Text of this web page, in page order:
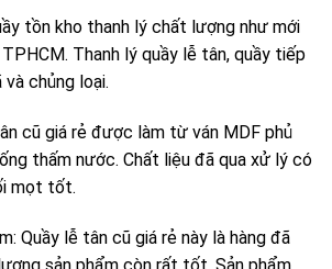
tồn kho thanh lý chất lượng như mới
Thanh lý quầy lễ tân, quầy tiếp
chủng loại.
cũ giá rẻ được làm từ ván MDF phủ
thấm nước. Chất liệu đã qua xử lý có
mọt tốt.
Quầy lễ tân cũ giá rẻ này là hàng đã
sản phẩm còn rất tốt. Sản phẩm